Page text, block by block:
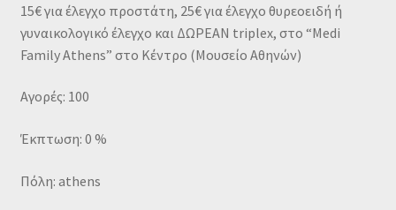
15€ για έλεγχο προστάτη, 25€ για έλεγχο θυρεοειδή ή
γυναικολογικό έλεγχο και ΔΩΡΕΑΝ triplex, στο “Medi
Family Athens” στο Κέντρο (Μουσείο Αθηνών)
Αγορές: 100
Έκπτωση: 0 %
Πόλη: athens